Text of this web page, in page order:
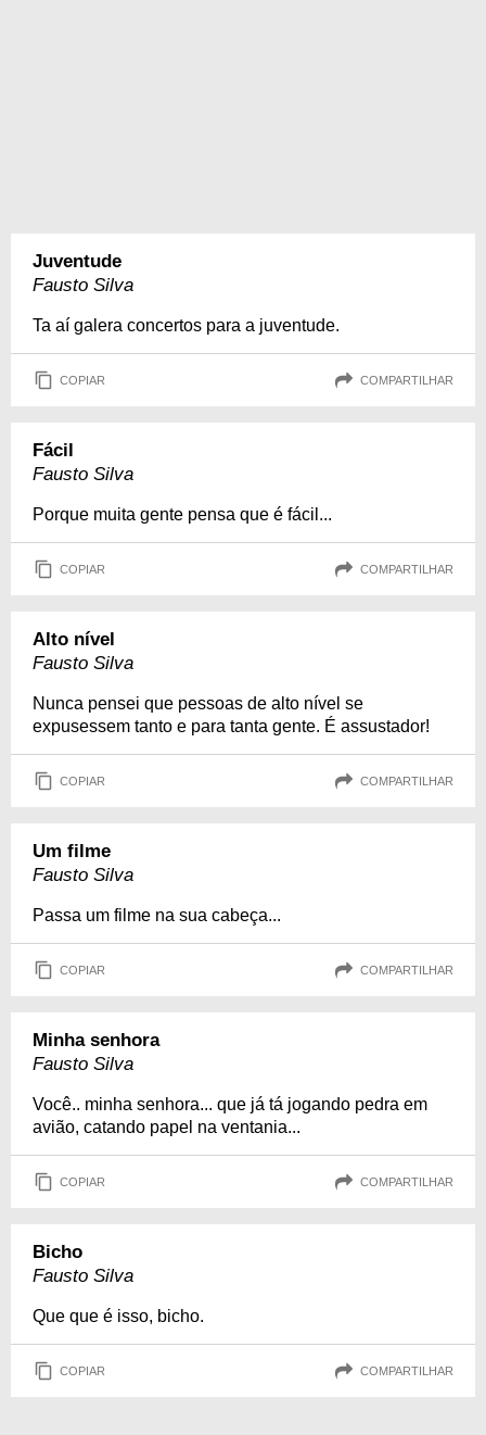
Juventude
Fausto Silva
Ta aí galera concertos para a juventude.
COPIAR COMPARTILHAR
Fácil
Fausto Silva
Porque muita gente pensa que é fácil...
COPIAR COMPARTILHAR
Alto nível
Fausto Silva
Nunca pensei que pessoas de alto nível se
expusessem tanto e para tanta gente. É assustador!
COPIAR COMPARTILHAR
Um filme
Fausto Silva
Passa um filme na sua cabeça...
COPIAR COMPARTILHAR
Minha senhora
Fausto Silva
Você.. minha senhora... que já tá jogando pedra em
avião, catando papel na ventania...
COPIAR COMPARTILHAR
Bicho
Fausto Silva
Que que é isso, bicho.
COPIAR COMPARTILHAR